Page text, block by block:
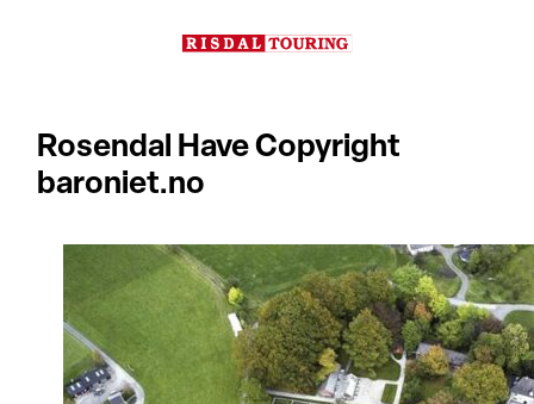
Rosendal Have Copyright
baroniet.no